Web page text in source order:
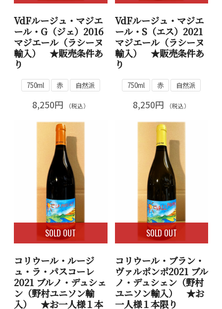
VdFルージュ・マジエ
ール・G（ジェ）2016
マジエール（ラシーヌ
輸入） ★販売条件あ
り
750ml 赤 自然派
8,250円 （税込）
VdFルージュ・マジエ
ール・S（エス）2021
マジエール（ラシーヌ
輸入） ★販売条件あ
り
750ml 赤 自然派
8,250円 （税込）
SOLD OUT
コリウール・ルージ
ュ・ラ・パスコーレ
2021 ブルノ・デュシェ
ン（野村ユニソン輸
入） ★お一人様１本
SOLD OUT
コリウール・ブラン・
ヴァルポンポ2021 ブル
ノ・デュシェン（野村
ユニソン輸入） ★お
一人様１本限り